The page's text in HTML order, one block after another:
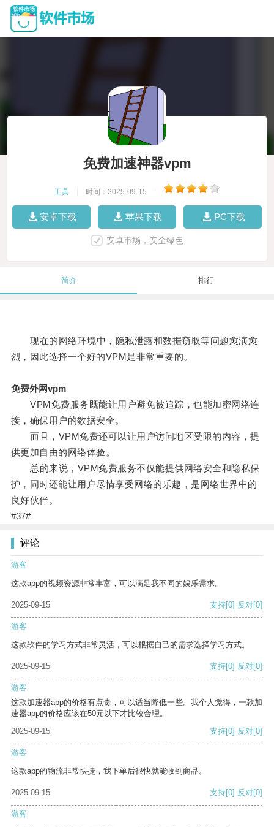
免费加速神器vpm
工具 时间：2025-09-15
安卓下载 苹果下载 PC下载
安卓市场，安全绿色
简介 排行
现在的网络环境中，隐私泄露和数据窃取等问题愈演愈
烈，因此选择一个好的VPM是非常重要的。
免费外网vpm
VPM免费服务既能让用户避免被追踪，也能加密网络连
接，确保用户的数据安全。
而且，VPM免费还可以让用户访问地区受限的内容，提
供更加自由的网络体验。
总的来说，VPM免费服务不仅能提供网络安全和隐私保
护，同时还能让用户尽情享受网络的乐趣，是网络世界中的
良好伙伴。
#37#
评论
游客
这款app的视频资源非常丰富，可以满足我不同的娱乐需求。
2025-09-15 支持[0] 反对[0]
游客
这款软件的学习方式非常灵活，可以根据自己的需求选择学习方式。
2025-09-15 支持[0] 反对[0]
游客
这款加速器app的价格有点贵，可以适当降低一些。我个人觉得，一款加
速器app的价格应该在50元以下才比较合理。
2025-09-15
支持[0] 反对[0]
游客
这款app的物流非常快捷，我下单后很快就能收到商品。
2025-09-15 支持[0] 反对[0]
游客